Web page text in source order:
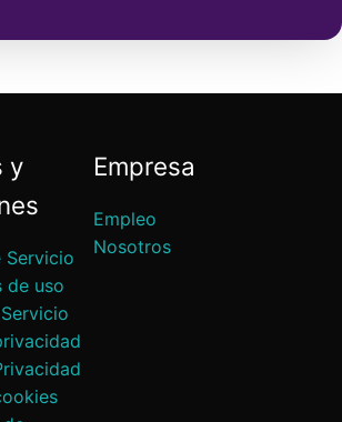
y
Servicio
de uso
Empresa
Empleo
Nosotros